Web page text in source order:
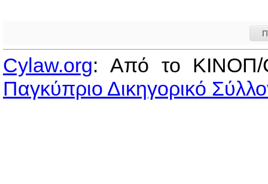
Cylaw.org: Από το
Παγκύπριο Δικηγορικό